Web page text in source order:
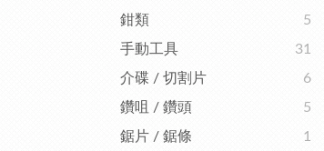
鉗類
5
手動工具
31
介碟 / 切割片
6
鑽咀 / 鑽頭
5
鋸片 / 鋸條
1